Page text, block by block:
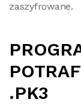
zaszyfrowane.
.PK3